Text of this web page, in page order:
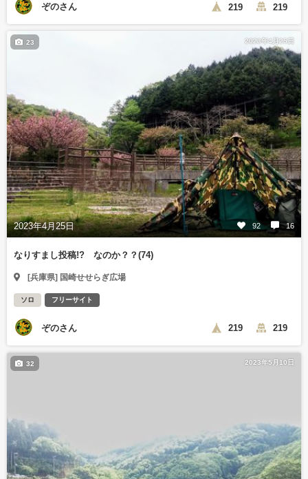
ぞのさん 219 219
2023年4月25日
2023年4月25日 92 16
23
なりすまし投稿!? なのか？？(74)
[兵庫県] 国崎せせらぎ広場
ソロ フリーサイト
ぞのさん 219 219
2023年5月10日
32